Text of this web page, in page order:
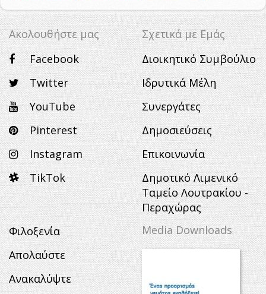
Ακολουθήστε μας
Facebook
Twitter
YouTube
Pinterest
Instagram
TikTok
Σχετικά με Eμάς
Διοικητικό Συμβούλιο
Ιδρυτικά Μέλη
Συνεργάτες
Δημοσιεύσεις
Επικοινωνία
Δημοτικό Λιμενικό
Ταμείο Λουτρακίου -
Περαχώρας
Φιλοξενία
Απολαύστε
Ανακαλύψτε
Media Downloads